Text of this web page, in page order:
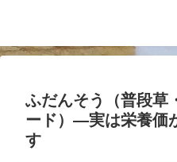
ふだんそう（普段草
ード）―実は栄養価
す